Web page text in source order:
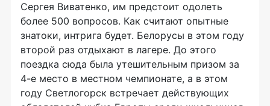
Сергея Виватенко, им предстоит одолеть
более 500 вопросов. Как считают опытные
знатоки, интрига будет. Белорусы в этом году
второй раз отдыхают в лагере. До этого
поездка сюда была утешительным призом за
4-е место в местном чемпионате, а в этом
году Светлогорск встречает действующих